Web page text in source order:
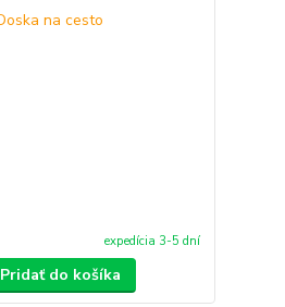
expedícia 3-5 dní
Pridať do košíka